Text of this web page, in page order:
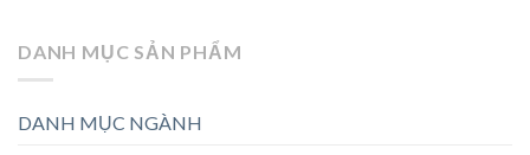
DANH MỤC SẢN PHẨM
DANH MỤC NGÀNH